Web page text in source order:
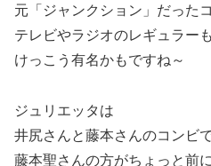
元「ジャンクション」だったコ
テレビやラジオのレギュラー
けっこう有名かもですね～
ジュリエッタは
井尻さんと藤本さんのコンビ
藤本聖さんの方がちょっと前に